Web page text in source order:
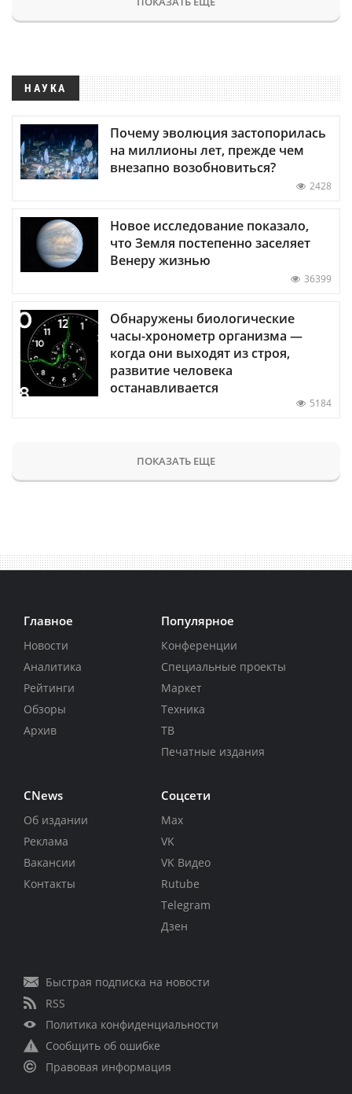
НАУКА
Почему эволюция застопорилась
на миллионы лет, прежде чем
внезапно возобновиться?
2428
Новое исследование показало,
что Земля постепенно заселяет
Венеру жизнью
36399
Обнаружены биологические
часы-хронометр организма —
когда они выходят из строя,
развитие человека
останавливается
5184
ПОКАЗАТЬ ЕЩЕ
Главное
Новости
Аналитика
Рейтинги
Обзоры
Архив
Популярное
Конференции
Специальные проекты
Маркет
Техника
ТВ
Печатные издания
CNews
Об издании
Реклама
Вакансии
Контакты
Соцсети
Max
VK
VK Видео
Rutube
Telegram
Дзен
Быстрая подписка на новости
RSS
Политика конфиденциальности
Сообщить об ошибке
Правовая информация